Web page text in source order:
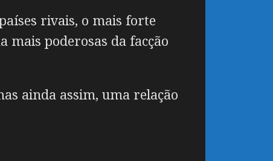
rivais, o mais forte
mais poderosas da facção
ainda assim, uma relação